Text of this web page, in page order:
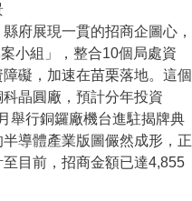
府展現一貫的招商企圖心，
小組」，整合10個局處資
礙，加速在苗栗落地。這個
晶圓廠，預計分年投資
舉行銅鑼廠機台進駐揭牌典
導體產業版圖儼然成形，正
目前，招商金額已達4,855